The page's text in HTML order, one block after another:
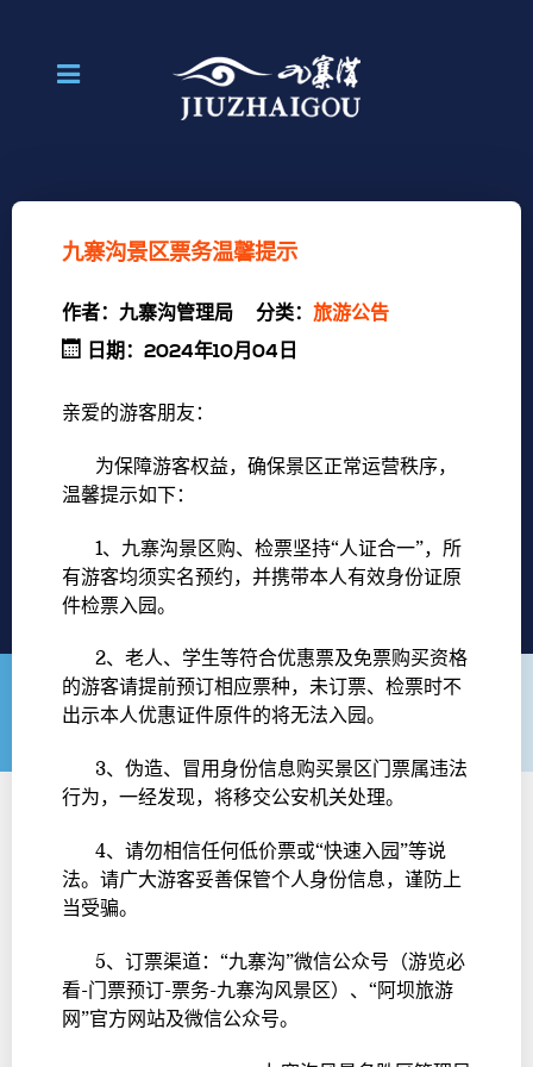
九寨沟景区票务温馨提示
作者： 九寨沟管理局 分类： 旅游公告
日期：2024年10月04日
亲爱的游客朋友：
为保障游客权益，确保景区正常运营秩序，
温馨提示如下：
1、九寨沟景区购、检票坚持“人证合一”，所
有游客均须实名预约，并携带本人有效身份证原
件检票入园。
2、老人、学生等符合优惠票及免票购买资格
的游客请提前预订相应票种，未订票、检票时不
出示本人优惠证件原件的将无法入园。
3、伪造、冒用身份信息购买景区门票属违法
行为，一经发现，将移交公安机关处理。
4、请勿相信任何低价票或“快速入园”等说
法。请广大游客妥善保管个人身份信息，谨防上
当受骗。
5、订票渠道：“九寨沟”微信公众号（游览必
看-门票预订-票务-九寨沟风景区）、“阿坝旅游
网”官方网站及微信公众号。